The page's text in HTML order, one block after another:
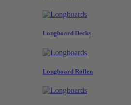
Longboard Decks
Longboard Rollen